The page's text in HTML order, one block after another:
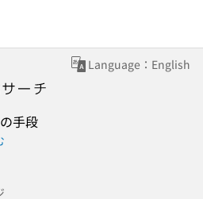
Language：English
手段